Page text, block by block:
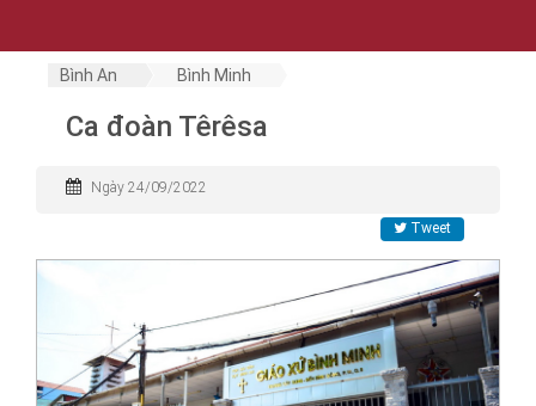
Bình An Bình Minh
Ca đoàn Têrêsa
Ngày 24/09/2022
Tweet